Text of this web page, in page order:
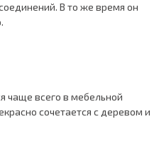
В то же время он
чаще всего в мебельной
сочетается с деревом и